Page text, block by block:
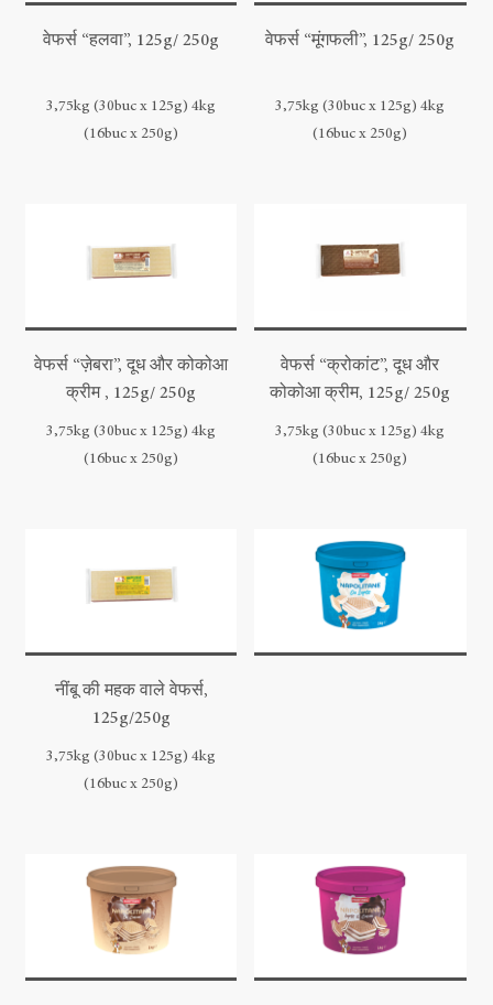
वेफर्स “हलवा”, 125g/ 250g
3,75kg (30buc x 125g) 4kg
(16buc x 250g)
वेफर्स “मूंगफली”, 125g/ 250g
3,75kg (30buc x 125g) 4kg
(16buc x 250g)
वेफर्स “ज़ेबरा”, दूध और कोकोआ
क्रीम , 125g/ 250g
3,75kg (30buc x 125g) 4kg
(16buc x 250g)
वेफर्स “क्रोकांट”, दूध और
कोकोआ क्रीम, 125g/ 250g
3,75kg (30buc x 125g) 4kg
(16buc x 250g)
नींबू की महक वाले वेफर्स,
125g/250g
3,75kg (30buc x 125g) 4kg
(16buc x 250g)